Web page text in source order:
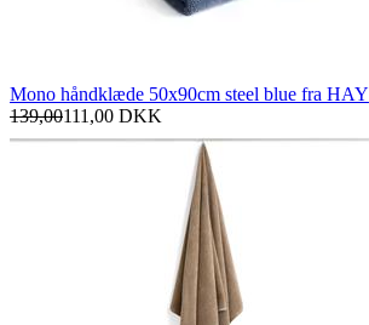
Mono håndklæde 50x90cm steel blue fra HAY
139,00111,00 DKK